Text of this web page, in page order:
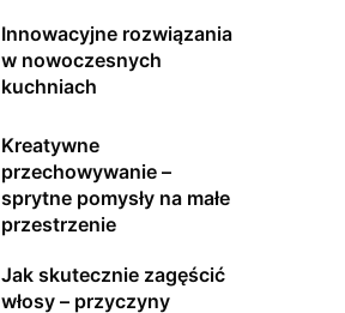
Innowacyjne rozwiązania
w nowoczesnych
kuchniach
Kreatywne
przechowywanie –
sprytne pomysły na małe
przestrzenie
Jak skutecznie zagęścić
włosy – przyczyny